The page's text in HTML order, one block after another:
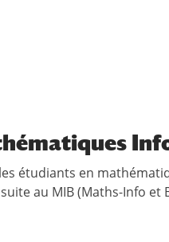
étudiants en
au MIB (Maths-Info et